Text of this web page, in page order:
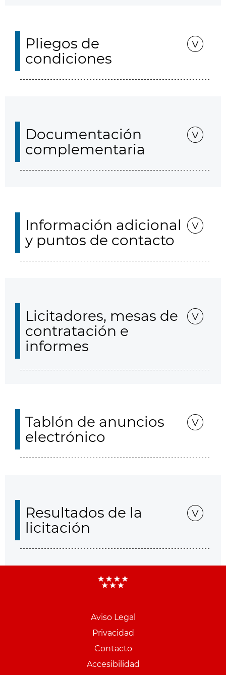
Pliegos de
condiciones
Documentación
complementaria
Información adicional
y puntos de contacto
Licitadores, mesas de
contratación e
informes
Tablón de anuncios
electrónico
Resultados de la
licitación
Aviso Legal
Privacidad
Contacto
Accesibilidad